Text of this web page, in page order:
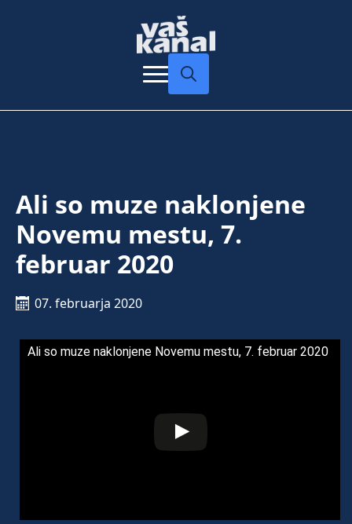
Ali so muze naklonjene
Novemu mestu, 7.
februar 2020
07. februarja 2020
Ali so muze naklonjene Novemu mestu, 7. februar 2020